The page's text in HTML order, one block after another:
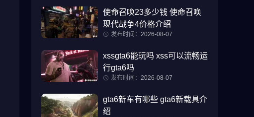
使命召唤23多少钱 使命召唤
现代战争4价格介绍
发布时间： 2026-08-07
xssgta6能玩吗 xss可以流畅运
行gta6吗
发布时间： 2026-08-07
gta6新车有哪些 gta6新载具介
绍